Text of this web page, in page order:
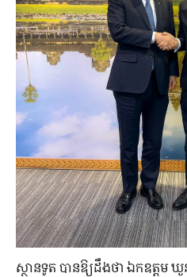
ស្ថានទូត បានឱ្យដឹងថា ឯកឧត្តម ឃួ